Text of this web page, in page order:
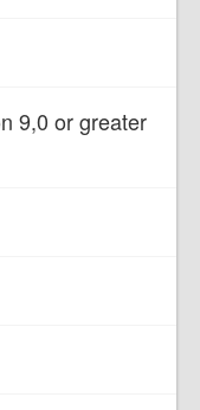
9,0 or greater